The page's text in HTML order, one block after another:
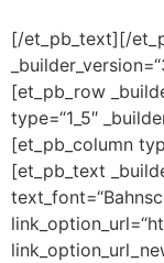
[/et_pb_text][/
[et_pb_row
type=“1_5″
[et_pb_column
[et_pb_text